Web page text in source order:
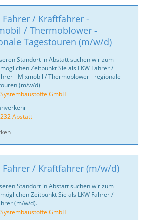
Fahrer / Kraftfahrer -
/ Thermoblower -
Tagestouren (m/w/d)
Standort in Abstatt suchen wir zum
Zeitpunkt Sie als LKW Fahrer /
- Mixmobil / Thermoblower - regionale
(m/w/d)
GmbH
Abstatt
Fahrer / Kraftfahrer (m/w/d)
Standort in Abstatt suchen wir zum
Zeitpunkt Sie als LKW Fahrer /
(m/w/d).
GmbH